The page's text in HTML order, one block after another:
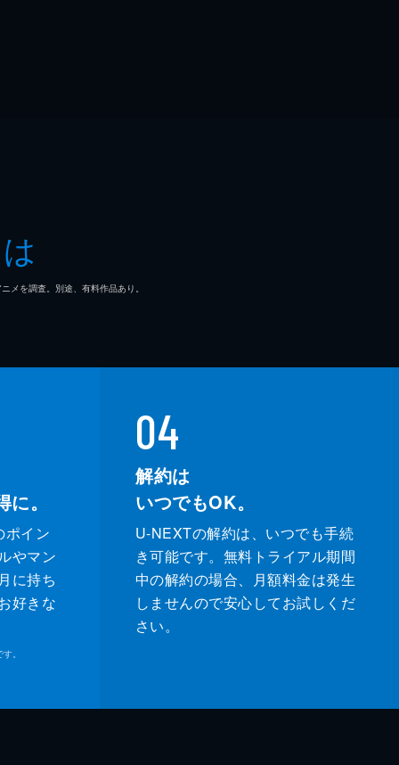
を調査。別途、有料作品あり。
。
ポイン
やマン
に持ち
好きな
。
04
解約は
いつでもOK。
U-NEXTの解約は、いつでも手続
き可能です。無料トライアル期間
中の解約の場合、月額料金は発生
しませんので安心してお試しくだ
さい。